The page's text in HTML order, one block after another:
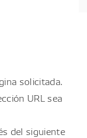
solicitada.
URL sea
del siguiente